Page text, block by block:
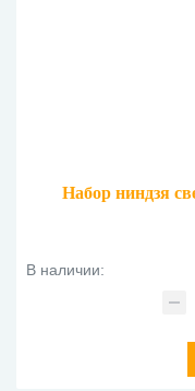
Набор ниндзя
В наличии: